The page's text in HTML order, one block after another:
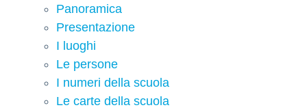
Panoramica
Presentazione
I luoghi
Le persone
I numeri della scuola
Le carte della scuola